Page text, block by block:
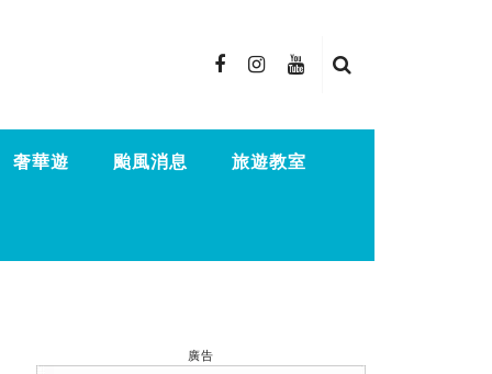
奢華遊 颱風消息 旅遊教室
廣告